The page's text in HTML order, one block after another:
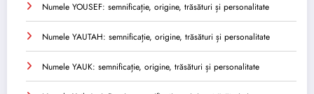
Numele YOUSEF: semnificație, origine, trăsături și personalitate
Numele YAUTAH: semnificație, origine, trăsături și personalitate
Numele YAUK: semnificație, origine, trăsături și personalitate